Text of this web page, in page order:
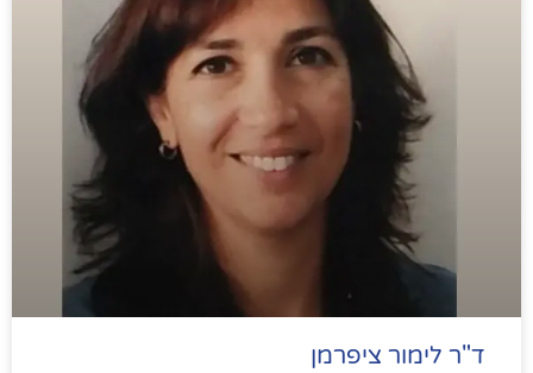
ד"ר לימור ציפרמן